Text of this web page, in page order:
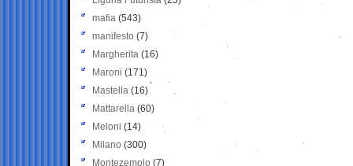
mafia (543)
manifesto (7)
Margherita (16)
Maroni (171)
Mastella (16)
Mattarella (60)
Meloni (14)
Milano (300)
Montezemolo (7)